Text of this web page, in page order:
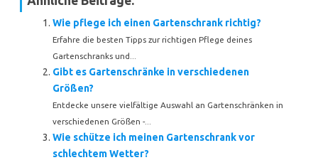
Wie pflege ich einen Gartenschrank richtig?
Erfahre die besten Tipps zur richtigen Pflege deines
Gartenschranks und...
Gibt es Gartenschränke in verschiedenen
Größen?
Entdecke unsere vielfältige Auswahl an Gartenschränken in
verschiedenen Größen -...
Wie schütze ich meinen Gartenschrank vor
schlechtem Wetter?